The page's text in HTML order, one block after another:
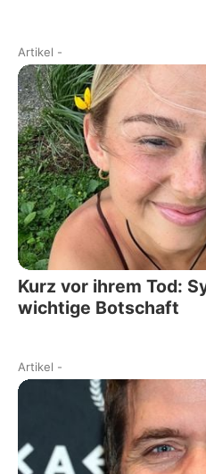
Artikel -
Kurz vor ihrem Tod:
wichtige Botschaft
Artikel -